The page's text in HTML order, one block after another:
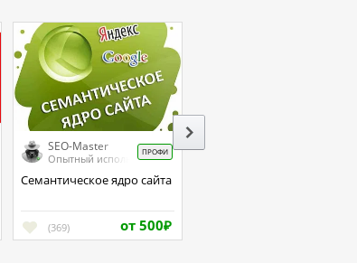
SEO-Master
Опытный исполнитель
ПРОФИ
Семантическое ядро сайта
(369) от 500₽